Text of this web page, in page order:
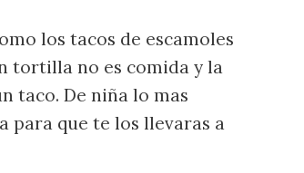
los tacos de escamoles
tortilla no es comida y la
taco. De niña lo mas
para que te los llevaras a